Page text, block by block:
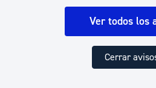
Ver todos los
Cerrar